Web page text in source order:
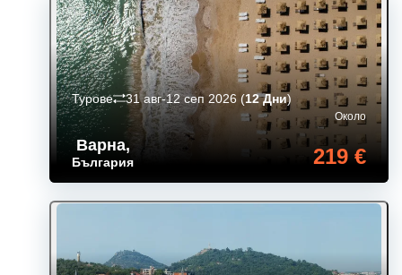
Варна,
България
Около
219 €
Турове 31 авг-12 сеп 2026 (12 Дни)